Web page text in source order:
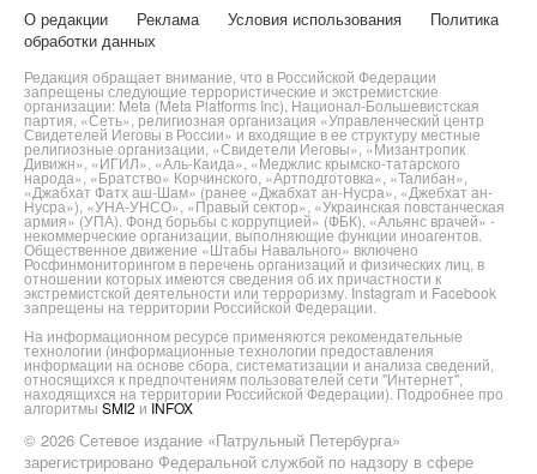
О редакции Реклама Условия использования
Политика
обработки данных
Редакция обращает внимание, что в Российской Федерации
запрещены следующие террористические и экстремистские
организации: Meta (Meta Platforms Inc), Национал-Большевистская
партия, «Сеть», религиозная организация «Управленческий центр
Свидетелей Иеговы в России» и входящие в ее структуру местные
религиозные организации, «Свидетели Иеговы», «Мизантропик
Дивижн», «ИГИЛ», «Аль-Каида», «Меджлис крымско-татарского
народа», «Братство» Корчинского, «Артподготовка», «Талибан»,
«Джабхат Фатх аш-Шам» (ранее «Джабхат ан-Нусра», «Джебхат ан-
Нусра»), «УНА-УНСО», «Правый сектор», «Украинская повстанческая
армия» (УПА). Фонд борьбы с коррупцией» (ФБК), «Альянс врачей» -
некоммерческие организации, выполняющие функции иноагентов.
Общественное движение «Штабы Навального» включено
Росфинмониторингом в перечень организаций и физических лиц, в
отношении которых имеются сведения об их причастности к
экстремистской деятельности или терроризму. Instagram и Facebook
запрещены на территории Российской Федерации.
На информационном ресурсе применяются рекомендательные
технологии (информационные технологии предоставления
информации на основе сбора, систематизации и анализа сведений,
относящихся к предпочтениям пользователей сети "Интернет",
находящихся на территории Российской Федерации). Подробнее про
алгоритмы SMI2 и INFOX
© 2026 Сетевое издание «Патрульный Петербурга»
зарегистрировано Федеральной службой по надзору в сфере